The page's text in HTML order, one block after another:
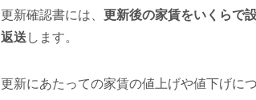
更新確認書には、 更新後の家賃をいくらで
返送 します。
更新にあたっての家賃の値上げや値下げに